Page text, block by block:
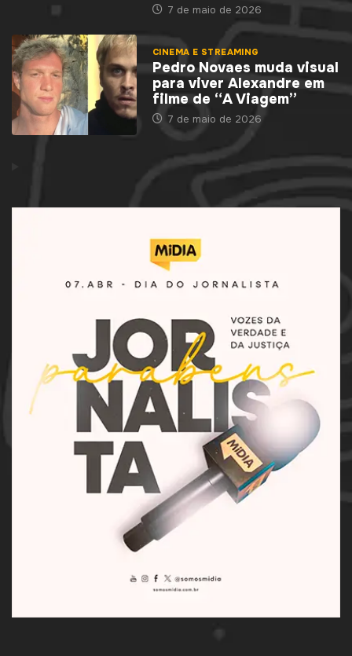
7 de maio de 2026
CINEMA E STREAMING
Pedro Novaes muda visual
para viver Alexandre em
filme de “A Viagem”
7 de maio de 2026